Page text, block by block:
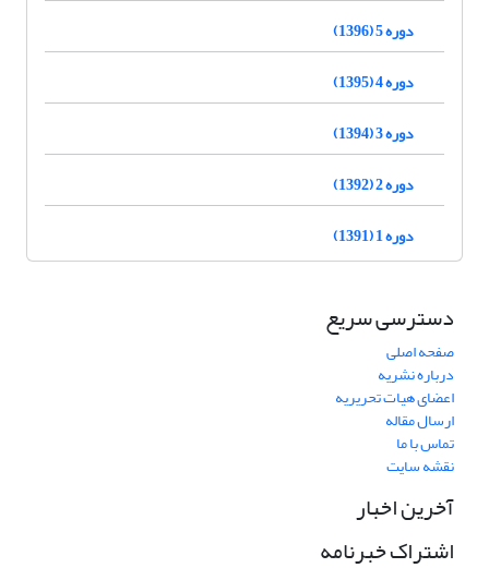
دوره 5 (1396)
دوره 4 (1395)
دوره 3 (1394)
دوره 2 (1392)
دوره 1 (1391)
دسترسی سریع
صفحه اصلی
درباره نشریه
اعضای هیات تحریریه
ارسال مقاله
تماس با ما
نقشه سایت
آخرین اخبار
اشتراک خبرنامه